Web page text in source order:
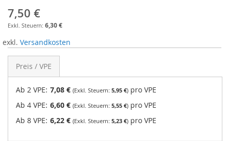
7,50 €
6,30 €
exkl. Versandkosten
Preis / VPE
Ab 2 VPE: 7,08 € 5,95 € pro VPE
Ab 4 VPE: 6,60 € 5,55 € pro VPE
Ab 8 VPE: 6,22 € 5,23 € pro VPE